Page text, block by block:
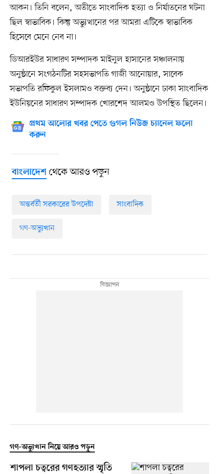
আকন। তিনি বলেন, অতীতে সাংবাদিক হত্যা ও নির্যাতনের ঘটনা
ছিল স্বাভাবিক। কিন্তু অভ্যুত্থানের পর আমরা এটিকে স্বাভাবিক
হিসেবে মেনে নেব না।
ডিআরইউর সাধারণ সম্পাদক মাইনুল হাসানের সঞ্চালনায়
অনুষ্ঠানে সংগঠনটির সহসভাপতি গাজী আনোয়ার, সাবেক
সভাপতি রফিকুল ইসলামও বক্তব্য দেন। অনুষ্ঠানে ঢাকা সাংবাদিক
ইউনিয়নের সাধারণ সম্পাদক খোরশেদ আলমও উপস্থিত ছিলেন।
প্রথম আলোর খবর পেতে গুগল নিউজ চ্যানেল ফলো
করুন
বাংলাদেশথেকে আরও পড়ুন
অন্তর্বর্তী সরকারের উপদেষ্টা সাংবাদিক
গণ-অভ্যুত্থান
গণ-অভ্যুত্থান নিয়ে আরও পড়ুন
শাপলা চত্বরের গণহত্যার স্মৃতি